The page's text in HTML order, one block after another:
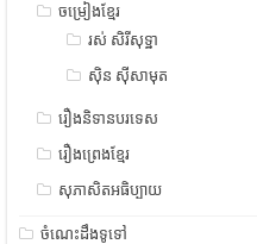
ចម្រៀងខ្មែរ
រស់ សិរីសុទ្ឋា
ស៊ិន ស៊ីសាមុត
រឿងនិទានបរទេស
រឿងព្រេងខ្មែរ
សុភាសិតអធិប្បាយ
ចំណេះដឹងទូទៅ